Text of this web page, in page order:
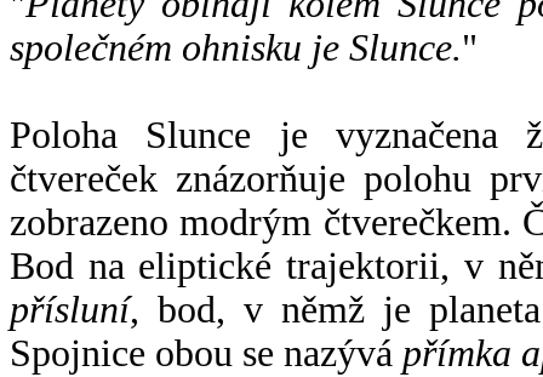
společném ohnisku je Slunce."
Poloha Slunce je vyznačena
čtvereček znázorňuje polohu
zobrazeno modrým čtverečkem.
Bod na eliptické trajektorii, v
přísluní, bod, v němž je
Spojnice obou se nazývá přímka